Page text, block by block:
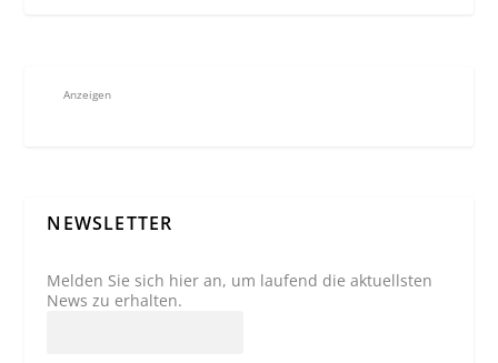
Anzeigen
NEWSLETTER
Melden Sie sich hier an, um laufend die aktuellsten
News zu erhalten.